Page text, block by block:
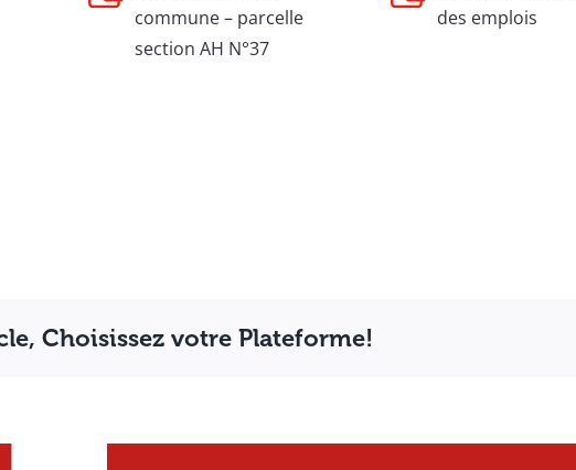
commune – parcelle
section AH N°37
des emplois
Choisissez votre Plateforme!